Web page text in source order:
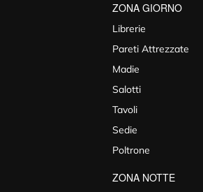
ZONA GIORNO
Librerie
Pareti Attrezzate
Madie
Salotti
Tavoli
Sedie
Poltrone
ZONA NOTTE